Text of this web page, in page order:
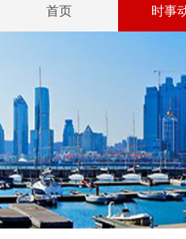
首页 时事